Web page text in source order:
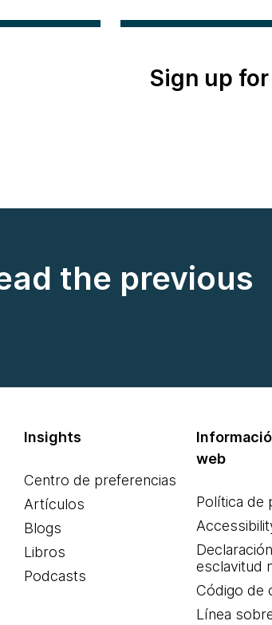
Sign up
the previous
Insights
Centro de preferencias
Artículos
Blogs
Libros
Podcasts
web
Política de
esclavitud
Código de
Línea